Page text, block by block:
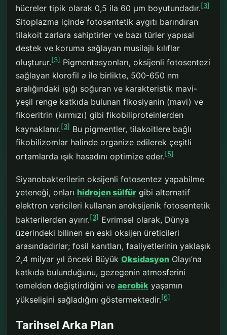
hücreler tipik olarak 0,5 ila 60 μm boyutundadır.[3]
Sitoplazma içinde fotosentetik aygıtı barındıran
tilakoit zarlara sahiptirler ve bazı türler yapısal
destek ve koruma sağlayan musilajlı kılıflar
oluşturur.[3] Pigmentasyonları, oksijenli fotosentezi
sağlayan klorofil a ile birlikte, 500-650 nm
aralığındaki ışığı soğuran ve karakteristik mavi-
yeşil renge katkıda bulunan fikosiyanin (mavi) ve
fikoeritrin (kırmızı) gibi fikobiliproteinlerden
kaynaklanır.[3] Bu pigmentler, tilakoitlere bağlı
fikobilizomlar halinde organize edilerek çeşitli
ortamlarda ışık hasadını optimize eder.[5]
Siyanobakterilerin oksijenli fotosentez yapabilme
yeteneği, onları hidrojen sülfür gibi alternatif
elektron vericileri kullanan anoksijenik fotosentetik
bakterilerden ayırır.[3] Evrimsel olarak, Dünya
üzerindeki bilinen en eski oksijen üreticileri
arasındadırlar; fosil kanıtları, faaliyetlerinin yaklaşık
2,4 milyar yıl önceki Büyük Oksidasyon Olayı’na
katkıda bulunduğunu, gezegenin atmosferini
temelden değiştirdiğini ve aerobik yaşamın
yükselişini sağladığını göstermektedir.[6]
Tarihsel Arka Plan